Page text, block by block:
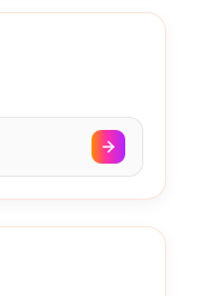
09. aug.–25. sep.